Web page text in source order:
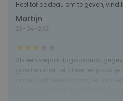
Heel tof cadeau om te geven, vind
Martijn
23-04-2021
Als een verjaardagscadeau